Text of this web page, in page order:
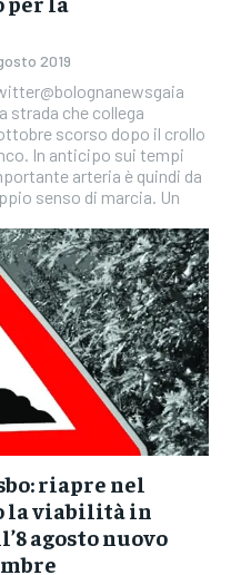
2019
strada che collega
scorso dopo il crollo
In anticipo sui tempi
arteria è quindi da
senso di marcia. Un
riapre nel
la viabilità in
agosto nuovo